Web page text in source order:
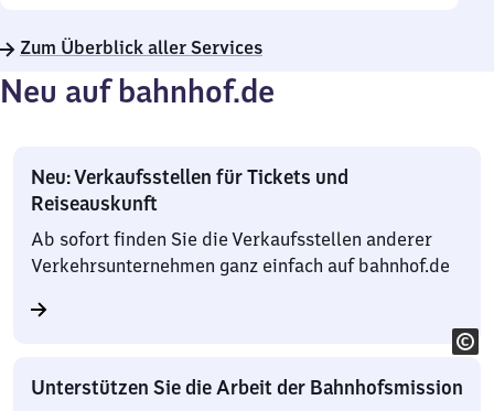
Zum Überblick aller Services
Neu auf bahnhof.de
Neu: Verkaufsstellen für Tickets und
Reiseauskunft
Ab sofort finden Sie die Verkaufsstellen anderer
Verkehrsunternehmen ganz einfach auf bahnhof.de
Unterstützen Sie die Arbeit der Bahnhofsmission